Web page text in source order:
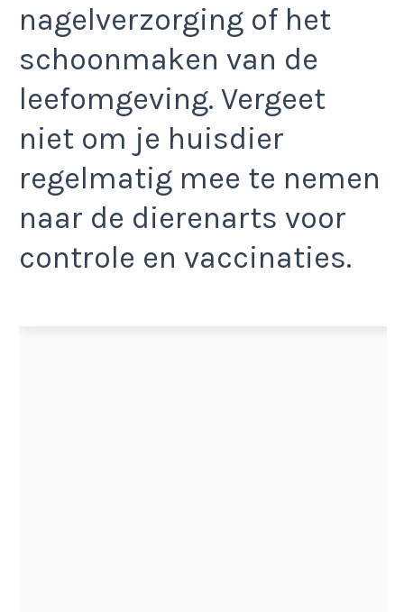
nagelverzorging of het
schoonmaken van de
leefomgeving. Vergeet
niet om je huisdier
regelmatig mee te nemen
naar de dierenarts voor
controle en vaccinaties.